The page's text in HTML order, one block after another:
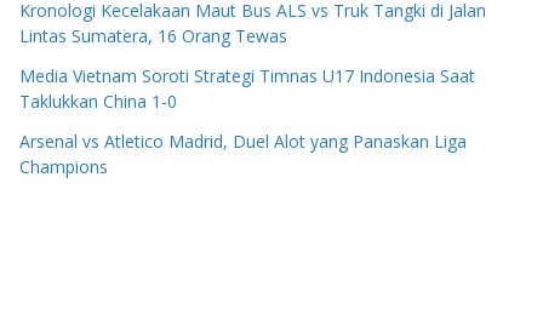
Kronologi Kecelakaan Maut Bus ALS vs Truk Tangki di Jalan
Lintas Sumatera, 16 Orang Tewas
Media Vietnam Soroti Strategi Timnas U17 Indonesia Saat
Taklukkan China 1-0
Arsenal vs Atletico Madrid, Duel Alot yang Panaskan Liga
Champions